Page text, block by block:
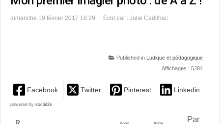
dimanche 19 février 2017 16:29 Écrit par : Julie Cadilhac
Published in
Ludique et pédagogique
Affichages : 5284
Facebook Twitter Pinterest Linkedin
powered by social2s
Par